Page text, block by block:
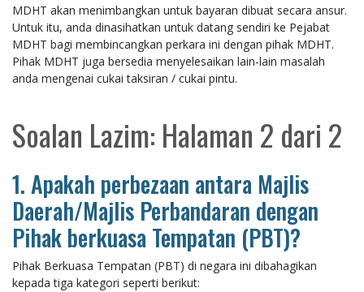
MDHT akan menimbangkan untuk bayaran dibuat secara ansur.
Untuk itu, anda dinasihatkan untuk datang sendiri ke Pejabat
MDHT bagi membincangkan perkara ini dengan pihak MDHT.
Pihak MDHT juga bersedia menyelesaikan lain-lain masalah
anda mengenai cukai taksiran / cukai pintu.
Soalan Lazim: Halaman 2 dari 2
1. Apakah perbezaan antara Majlis
Daerah/Majlis Perbandaran dengan
Pihak berkuasa Tempatan (PBT)?
Pihak Berkuasa Tempatan (PBT) di negara ini dibahagikan
kepada tiga kategori seperti berikut: